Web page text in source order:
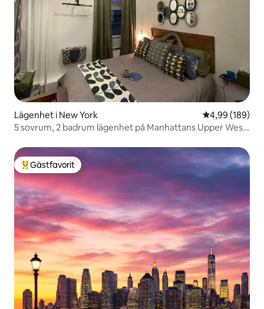
Lägenhet i New York 4,99 av 5 i
4,99 (189)
5 sovrum, 2 badrum lägenhet på Manhattans Upper West
Populär gästfavorit
Gästfavorit